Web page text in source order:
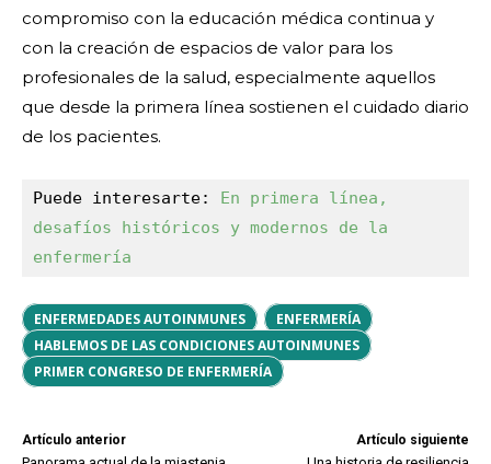
compromiso con la educación médica continua y
con la creación de espacios de valor para los
profesionales de la salud, especialmente aquellos
que desde la primera línea sostienen el cuidado diario
de los pacientes.
Puede interesarte: En primera línea,
desafíos históricos y modernos de la
enfermería
ENFERMEDADES AUTOINMUNES
ENFERMERÍA
HABLEMOS DE LAS CONDICIONES AUTOINMUNES
PRIMER CONGRESO DE ENFERMERÍA
Artículo anterior Artículo siguiente